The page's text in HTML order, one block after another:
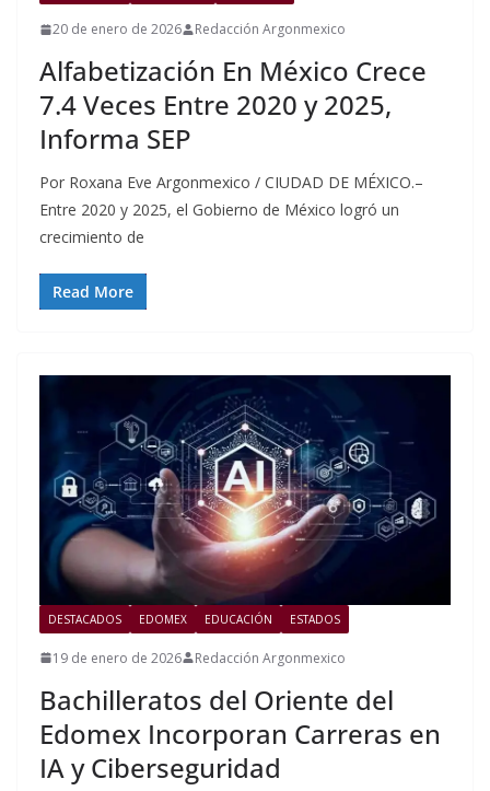
20 de enero de 2026 Redacción Argonmexico
Alfabetización En México Crece
7.4 Veces Entre 2020 y 2025,
Informa SEP
Por Roxana Eve Argonmexico / CIUDAD DE MÉXICO.–
Entre 2020 y 2025, el Gobierno de México logró un
crecimiento de
Read More
DESTACADOS EDOMEX EDUCACIÓN ESTADOS
19 de enero de 2026 Redacción Argonmexico
Bachilleratos del Oriente del
Edomex Incorporan Carreras en
IA y Ciberseguridad